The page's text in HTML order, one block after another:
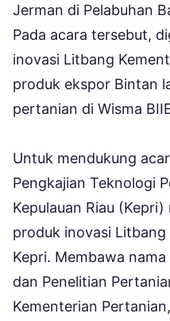
Jerman di Pelabuhan
Pada acara tersebut,
inovasi Litbang
produk ekspor Bintan
pertanian di Wisma
Untuk mendukung
Pengkajian Teknologi
Kepulauan Riau
produk inovasi
Kepri. Membawa
dan Penelitian
Kementerian